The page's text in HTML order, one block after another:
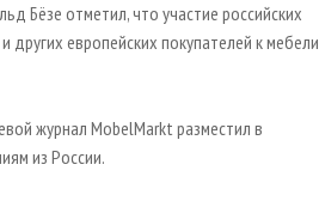
Бёзе отметил, что участие российских
европейских покупателей к мебели
журнал MobelMarkt разместил в
из России.